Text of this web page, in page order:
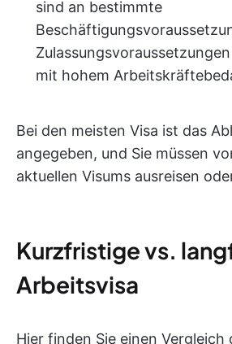
sind an bestimmte
mit hohem
Bei den meisten Visa ist das
angegeben, und Sie müssen
aktuellen Visums ausreisen
Kurzfristige vs.
Arbeitsvisa
Hier finden Sie einen Vergleich